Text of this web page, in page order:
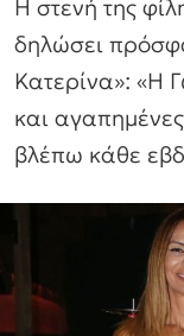
Η στενή της
δηλώσει
Κατερίνα»: «Η
και αγαπημένες
βλέπω κάθε